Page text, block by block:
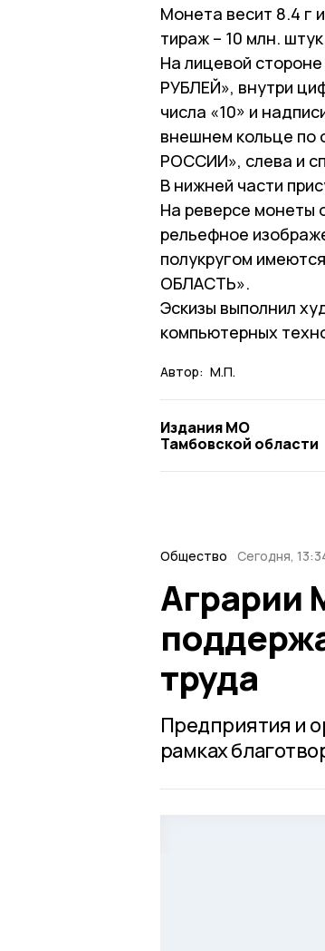
Монета весит 8.4 г
тираж – 10 млн.
На лицевой
РУБЛЕЙ», внутри
числа «10» и
внешнем кольце по
РОССИИ», слева и
В нижней части
На реверсе монеты
рельефное
полукругом
ОБЛАСТЬ».
Эскизы выполнил
компьютерных
Автор: М.П.
Издания МО
Тамбовской области
Общество Сегодня,
Аграрии
труда
Предприятия и
рамках